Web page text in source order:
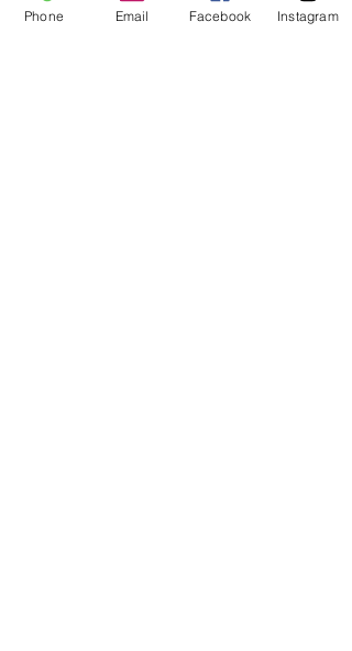
von Babys bis Teens,
Mädchen und Jungs
Phone Email Facebook Instagram